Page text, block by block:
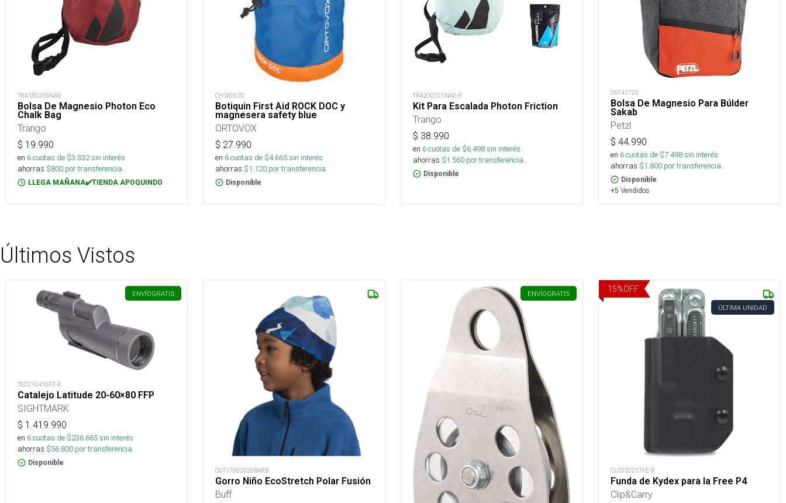
TRA180206NAD
Bolsa De Magnesio Photon Eco
Chalk Bag
Trango
$ 19.990
en 6cuotas de $3.332sin interés
ahorras $800 por transferencia.
LLEGA MAÑANA✔️TIENDA APOQUINDO
CH180620
Botiquin First Aid ROCK DOC y
magnesera safety blue
ORTOVOX
$ 27.990
en 6cuotas de $4.665sin interés
ahorras $1.120 por transferencia.
Disponible
TRA200221NAD-R
Kit Para Escalada Photon Friction
Trango
$ 38.990
en 6cuotas de $6.498sin interés
ahorras $1.560 por transferencia.
Disponible
OUT41725
Bolsa De Magnesio Para Búlder
Sakab
Petzl
$ 44.990
en 6cuotas de $7.498sin interés
ahorras $1.800 por transferencia.
Disponible
+5 Vendidos
Últimos Vistos
ENVÍOGRATIS
TEC210416FE-R
Catalejo Latitude 20-60×80 FFP
SIGHTMARK
$ 1.419.990
en 6cuotas de $236.665sin interés
ahorras $56.800 por transferencia.
Disponible
OUT17082026BARB
Gorro Niño EcoStretch Polar Fusión
Buff
ENVÍOGRATIS 15%OFF
ÚLTIMA UNIDAD
CLC030217FE-R
Funda de Kydex para la Free P4
Clip&Carry